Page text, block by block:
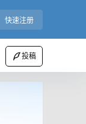
快速注册
投稿